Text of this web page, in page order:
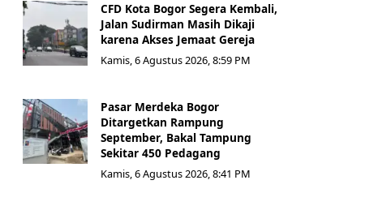
CFD Kota Bogor Segera Kembali,
Jalan Sudirman Masih Dikaji
karena Akses Jemaat Gereja
Kamis, 6 Agustus 2026, 8:59 PM
Pasar Merdeka Bogor
Ditargetkan Rampung
September, Bakal Tampung
Sekitar 450 Pedagang
Kamis, 6 Agustus 2026, 8:41 PM